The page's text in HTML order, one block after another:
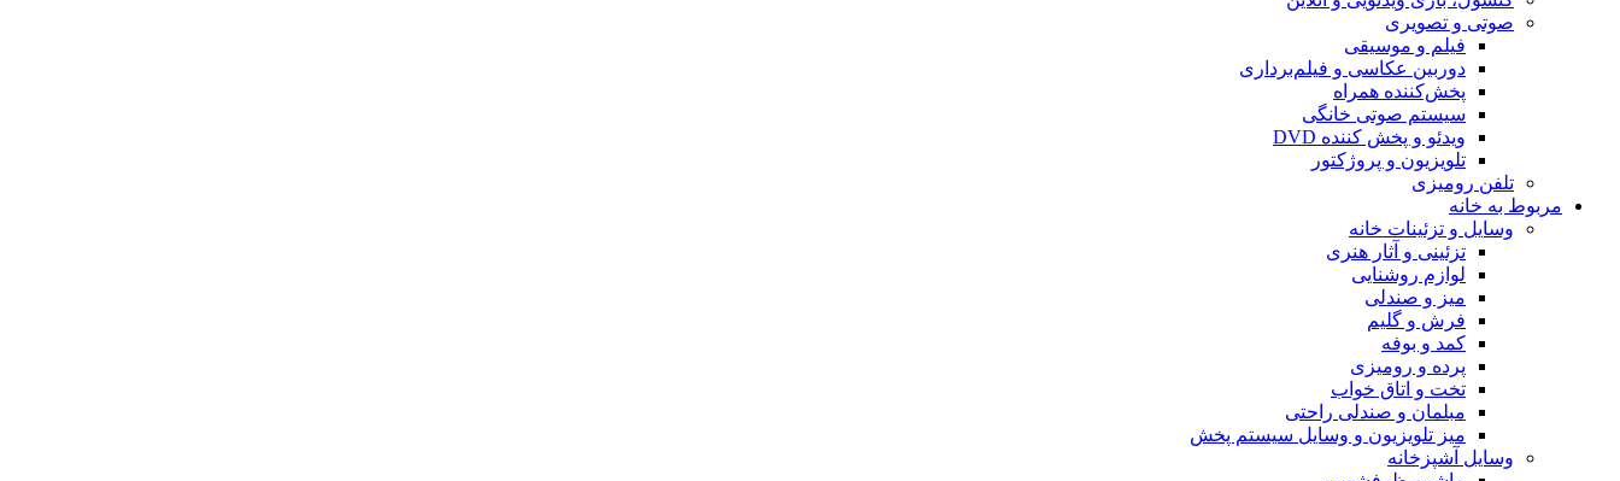
صوتی و تصویری
فیلم و موسیقی
دوربین عکاسی و فیلم‌برداری
پخش‌کننده همراه
سیستم صوتی خانگی
ویدئو و پخش کننده DVD
تلویزیون و پروژکتور
تلفن رومیزی
مربوط به خانه
وسایل و تزئینات خانه
تزئینی و آثار هنری
لوازم روشنایی
میز و صندلی
فرش و گلیم
کمد و بوفه
پرده و رومیزی
تخت و اتاق خواب
مبلمان و صندلی راحتی
میز تلویزیون و وسایل سیستم پخش
وسایل آشپزخانه